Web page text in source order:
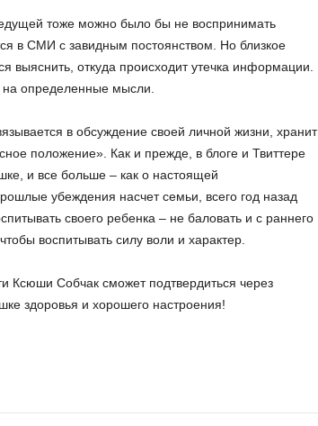
тоже можно было бы не воспринимать
в СМИ с завидным постоянством. Но близкое
выяснить, откуда происходит утечка информации.
на определенные мысли.
в обсуждение своей личной жизни, хранит
положение». Как и прежде, в блоге и Твиттере
и все больше – как о настоящей
убеждения насчет семьи, всего год назад
своего ребенка – не баловать и с раннего
воспитывать силу воли и характер.
Ксюши Собчак сможет подтвердиться через
здоровья и хорошего настроения!